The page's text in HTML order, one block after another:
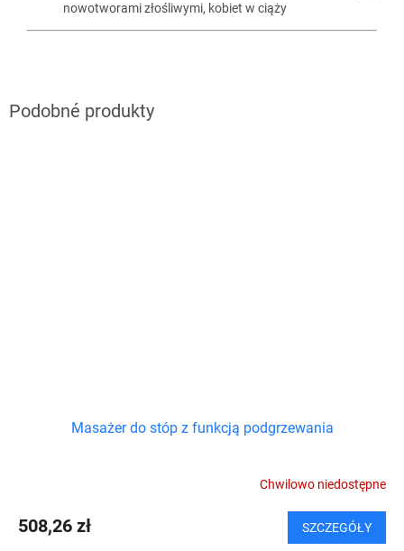
nowotworami złośliwymi, kobiet w ciąży
Masażer do stóp z funkcją podgrzewania
Chwilowo niedostępne
508,26 zł SZCZEGÓŁY